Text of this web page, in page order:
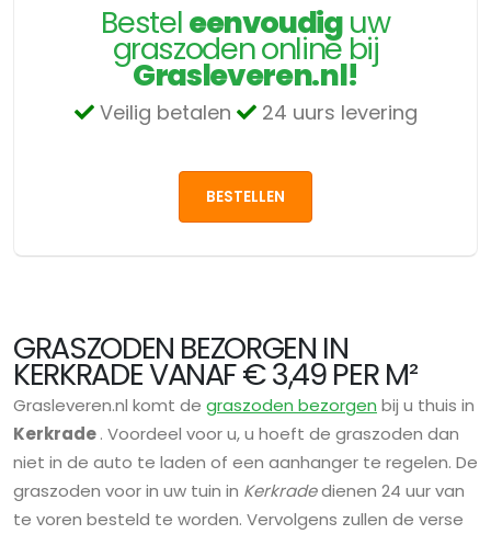
Besteleenvoudiguw
graszoden online bij
Grasleveren.nl!
Veilig betalen 24 uurs levering
BESTELLEN
GRASZODEN BEZORGEN IN
KERKRADE VANAF € 3,49 PER M²
Grasleveren.nl komt de graszoden bezorgen bij u thuis in
Kerkrade. Voordeel voor u, u hoeft de graszoden dan
niet in de auto te laden of een aanhanger te regelen. De
graszoden voor in uw tuin in Kerkradedienen 24 uur van
te voren besteld te worden. Vervolgens zullen de verse